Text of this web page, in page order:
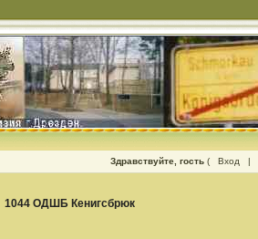
Здравствуйте, гость ( Вход |
1044 ОДШБ Кенигсбрюк